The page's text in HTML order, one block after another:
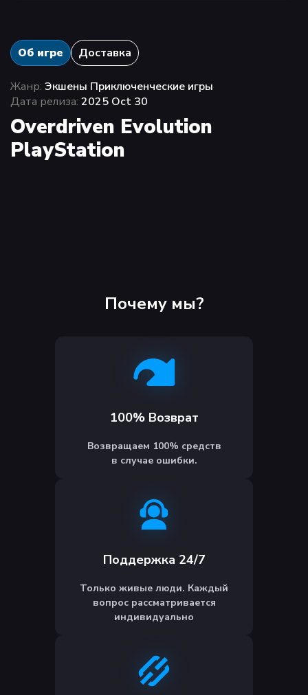
Об игре Доставка
Жанр: Экшены Приключенческие игры
Дата релиза: 2025 Oct 30
Overdriven Evolution
PlayStation
Почему мы?
100% Возврат
Возвращаем 100% средств
в случае ошибки.
Поддержка 24/7
Только живые люди. Каждый
вопрос рассматривается
индивидуально